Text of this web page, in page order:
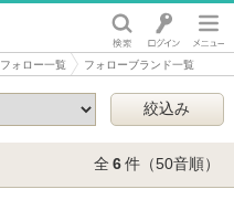
フォロー一覧 フォローブランド一覧
全 6件（50音順）